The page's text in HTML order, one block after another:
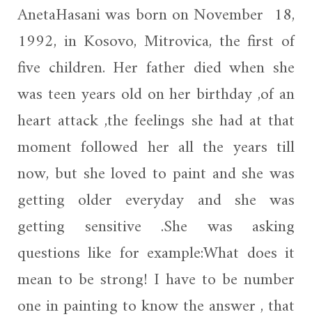
AnetaHasani was born on November 18,
1992, in Kosovo, Mitrovica, the first of
five children. Her father died when she
was teen years old on her birthday ,of an
heart attack ,the feelings she had at that
moment followed her all the years till
now, but she loved to paint and she was
getting older everyday and she was
getting sensitive .She was asking
questions like for example:What does it
mean to be strong! I have to be number
one in painting to know the answer , that